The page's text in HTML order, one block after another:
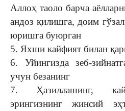
Аллоҳ таоло барча
андоз қилишга, доим
юришга буюрган
5. Яхши кайфият билан
6. Уйингизда зеб-
учун безанинг
7. Ҳазиллашинг,
эрингизнинг жинсий